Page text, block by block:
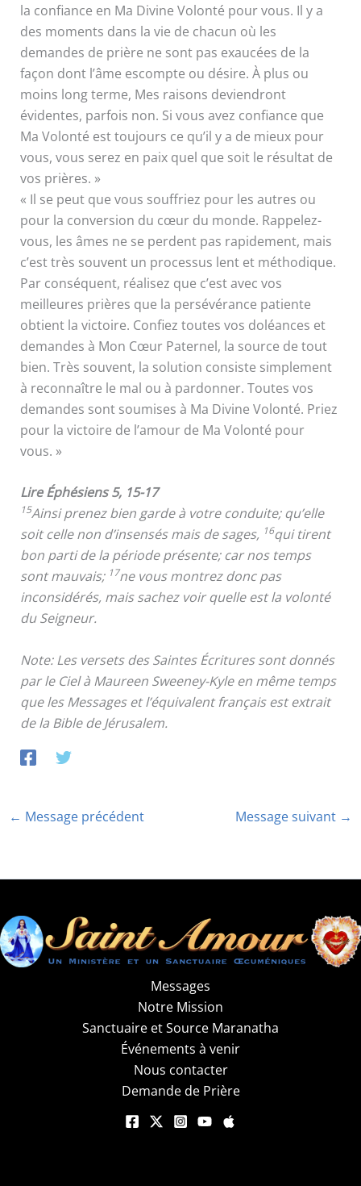
la confiance en Ma Divine Volonté pour vous. Il y a
des moments dans la vie de chacun où les
demandes de prière ne sont pas exaucées de la
façon dont l’âme escompte ou désire. À plus ou
moins long terme, Mes raisons deviendront
évidentes, parfois non. Si vous avez confiance que
Ma Volonté est toujours ce qu’il y a de mieux pour
vous, vous serez en paix quel que soit le résultat de
vos prières. »
« Il se peut que vous souffriez pour les autres ou
pour la conversion du cœur du monde. Rappelez-
vous, les âmes ne se perdent pas rapidement, mais
c’est très souvent un processus lent et méthodique.
Par conséquent, réalisez que c’est avec vos
meilleures prières que la persévérance patiente
obtient la victoire. Confiez toutes vos doléances et
demandes à Mon Cœur Paternel, la source de tout
bien. Très souvent, la solution consiste simplement
à reconnaître le mal ou à pardonner. Toutes vos
demandes sont soumises à Ma Divine Volonté. Priez
pour la victoire de l’amour de Ma Volonté pour
vous. »
Lire Éphésiens 5, 15-17
15Ainsi prenez bien garde à votre conduite; qu’elle
soit celle non d’insensés mais de sages, 16qui tirent
bon parti de la période présente; car nos temps
sont mauvais; 17ne vous montrez donc pas
inconsidérés, mais sachez voir quelle est la volonté
du Seigneur.
Note: Les versets des Saintes Écritures sont donnés
par le Ciel à Maureen Sweeney-Kyle en même temps
que les Messages et l’équivalent français est extrait
de la Bible de Jérusalem.
← Message précédent Message suivant →
Messages
Notre Mission
Sanctuaire et Source Maranatha
Événements à venir
Nous contacter
Demande de Prière